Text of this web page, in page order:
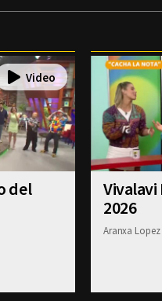
del
Vivalavi
2026
Aranxa Lopez